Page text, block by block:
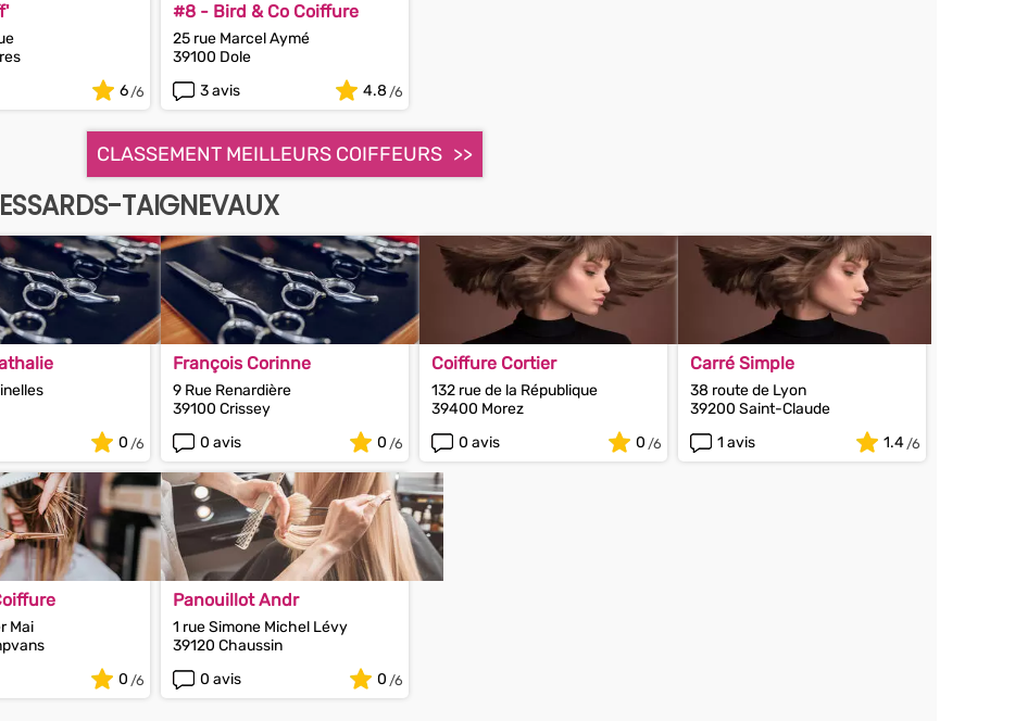
6
#8 - Bird & Co Coiffure
25 rue Marcel Aymé
39100 Dole
3 avis
4.8
CLASSEMENT MEILLEURS COIFFEURS
TAIGNEVAUX
0
François Corinne
9 Rue Renardière
39100 Crissey
0 avis
0
Coiffure Cortier
132 rue de la République
39400 Morez
0 avis
0
Carré Simple
38 route de Lyon
39200 Saint-Claude
1 avis
1.4
Mai
0
Panouillot Andr
1 rue Simone Michel Lévy
39120 Chaussin
0 avis
0